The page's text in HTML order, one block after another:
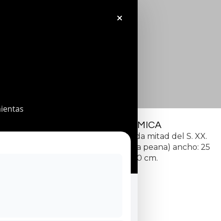
BUSTO DE CERÁMICA
Busto de cerámica de la segunda mitad del S. XX.
Medidas: altura: 41 cm (incluida la peana) ancho: 25
cm profundidad: 20 cm.